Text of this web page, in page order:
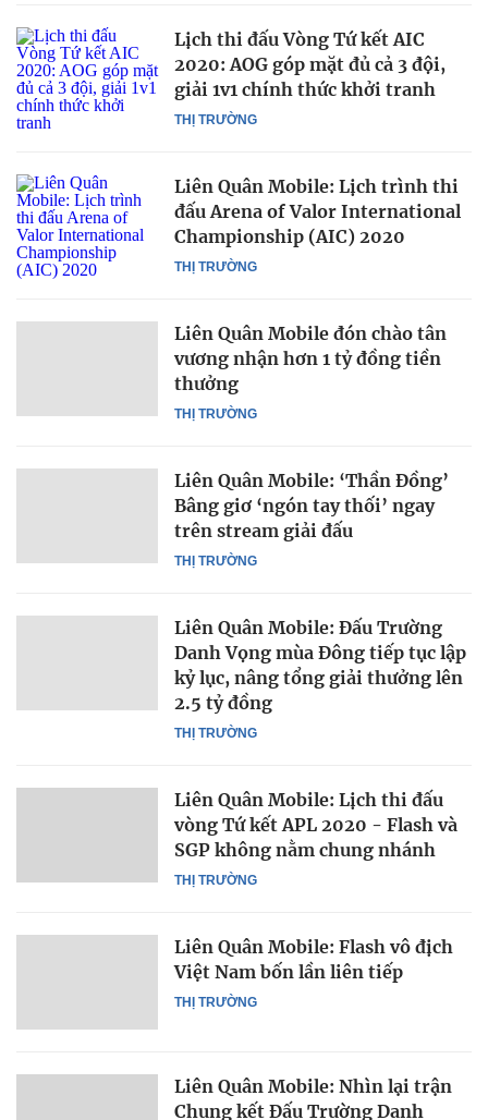
THỊ TRƯỜNG
Lịch thi đấu Vòng Tứ kết AIC
2020: AOG góp mặt đủ cả 3 đội,
giải 1v1 chính thức khởi tranh
THỊ TRƯỜNG
Liên Quân Mobile: Lịch trình thi
đấu Arena of Valor International
Championship (AIC) 2020
THỊ TRƯỜNG
Liên Quân Mobile đón chào tân
vương nhận hơn 1 tỷ đồng tiền
thưởng
THỊ TRƯỜNG
Liên Quân Mobile: ‘Thần Đồng’
Bâng giơ ‘ngón tay thối’ ngay
trên stream giải đấu
THỊ TRƯỜNG
Liên Quân Mobile: Đấu Trường
Danh Vọng mùa Đông tiếp tục lập
kỷ lục, nâng tổng giải thưởng lên
2.5 tỷ đồng
THỊ TRƯỜNG
Liên Quân Mobile: Lịch thi đấu
vòng Tứ kết APL 2020 - Flash và
SGP không nằm chung nhánh
THỊ TRƯỜNG
Liên Quân Mobile: Flash vô địch
Việt Nam bốn lần liên tiếp
Liên Quân Mobile: Nhìn lại trận
Chung kết Đấu Trường Danh